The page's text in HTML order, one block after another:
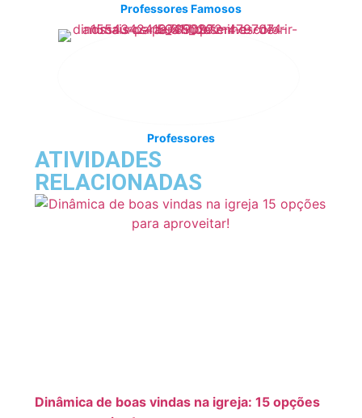
Professores Famosos
Professores
ATIVIDADES
RELACIONADAS
Dinâmica de boas vindas na igreja: 15 opções